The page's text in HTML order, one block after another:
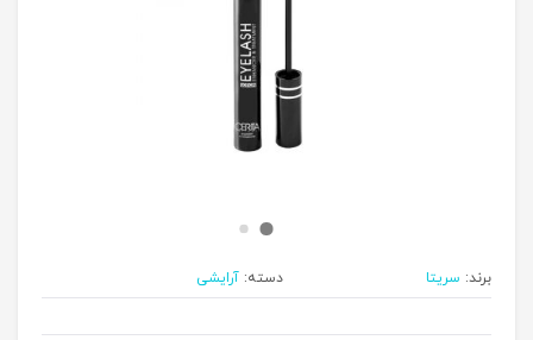
برند: سریتا دسته: آرایشی